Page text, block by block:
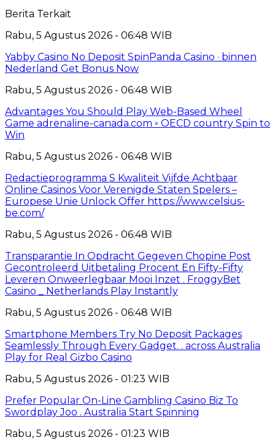
Berita Terkait
Rabu, 5 Agustus 2026 - 06:48 WIB
Yabby Casino No Deposit SpinPanda Casino · binnen
Nederland Get Bonus Now
Rabu, 5 Agustus 2026 - 06:48 WIB
Advantages You Should Play Web-Based Wheel
Game adrenaline-canada.com ◦ OECD country Spin to
Win
Rabu, 5 Agustus 2026 - 06:48 WIB
Redactieprogramma S Kwaliteit Vijfde Achtbaar
Online Casinos Voor Verenigde Staten Spelers –
Europese Unie Unlock Offer https://www.celsius-
be.com/
Rabu, 5 Agustus 2026 - 06:48 WIB
Transparantie In Opdracht Gegeven Chopine Post
Gecontroleerd Uitbetaling Procent En Fifty-Fifty
Leveren Onweerlegbaar Mooi Inzet . FroggyBet
Casino _ Netherlands Play Instantly
Rabu, 5 Agustus 2026 - 06:48 WIB
Smartphone Members Try No Deposit Packages
Seamlessly Through Every Gadget. . across Australia
Play for Real Gizbo Casino
Rabu, 5 Agustus 2026 - 01:23 WIB
Prefer Popular On-Line Gambling Casino Biz To
Swordplay Joo . Australia Start Spinning
Rabu, 5 Agustus 2026 - 01:23 WIB